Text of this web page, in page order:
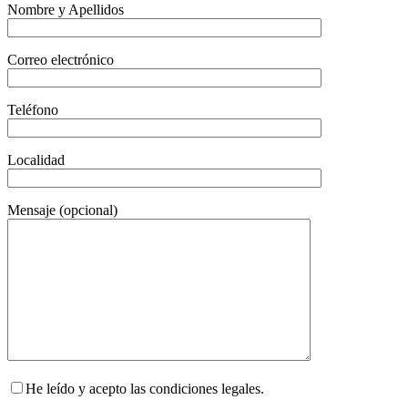
Nombre y Apellidos
Correo electrónico
Teléfono
Localidad
Mensaje (opcional)
He leído y acepto las condiciones legales.